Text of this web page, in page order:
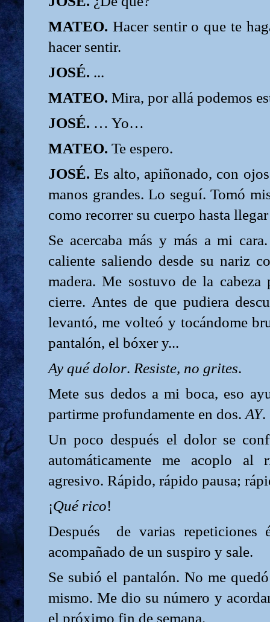
MATEO. Hacer sentir o que te
hacer sentir.
JOSÉ. ...
MATEO. Mira, por allá podemos
JOSÉ. … Yo…
MATEO. Te espero.
JOSÉ. Es alto, apiñonado, con
manos grandes. Lo seguí. Tomó
como recorrer su cuerpo hasta
Se acercaba más y más a mi
caliente saliendo desde su nariz
madera. Me sostuvo de la cabeza
cierre. Antes de que pudiera
levantó, me volteó y tocándome
pantalón, el bóxer y...
Ay qué dolor. Resiste, no grites.
Mete sus dedos a mi boca, eso
partirme profundamente en dos. AY.
Un poco después el dolor se
automáticamente me acoplo
agresivo. Rápido, rápido pausa;
¡Qué rico!
Después
de varias repeticiones
acompañado de un suspiro y sale.
Se subió el pantalón. No me
mismo. Me dio su número y
el próximo fin de semana.